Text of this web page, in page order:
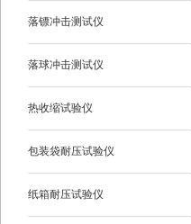
落镖冲击测试仪
落球冲击测试仪
热收缩试验仪
包装袋耐压试验仪
纸箱耐压试验仪